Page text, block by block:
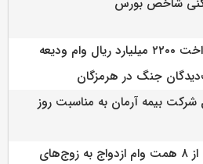
شاخص بورس
تسهیل در پرداخت ۲۲۰۰ میلیارد ریال وام ودیعه
جنگ در هرمزگان
شرکت بیمه آرمان به مناسبت روز
پرداخت بیش از ۸ همت وام ازدواج به زوج‌های